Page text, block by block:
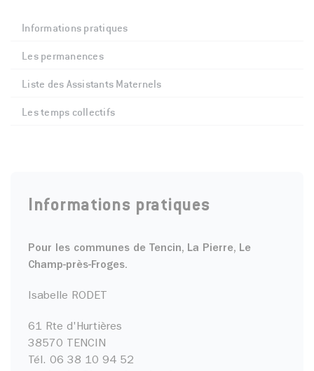
Informations pratiques
Les permanences
Liste des Assistants Maternels
Les temps collectifs
Informations pratiques
Pour les communes de Tencin, La Pierre, Le
Champ-près-Froges.
Isabelle RODET
61 Rte d'Hurtières
38570 TENCIN
Tél. 06 38 10 94 52